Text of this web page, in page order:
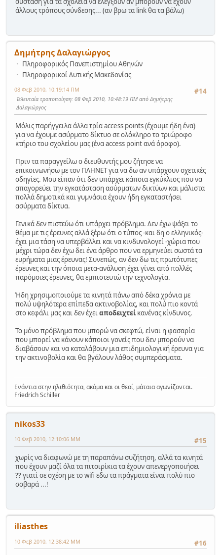
άλλους τρόπους σύνδεσης... (αν βρω τα link θα τα βάλω)
Δημήτρης Δαλαγιώργος
Πληροφορικός Πανεπιστημίου Αθηνών
Πληροφορικοί Δυτικής Μακεδονίας
#14
08 Φεβ 2010, 10:19:14 ΠΜ
Τελευταία τροποποίηση: 08 Φεβ 2010, 10:48:19 ΠΜ από Δημήτρης
Δαλαγιώργος
Μόλις παρήγγειλα άλλα τρία access points (έχουμε ήδη ένα)
για να έχουμε ασύρματο δίκτυο σε ολόκληρο το τριώροφο
κτήριο του σχολείου μας (ένα access point ανά όροφο).
Πριν τα παραγγείλω ο διευθυντής μου ζήτησε να
επικοινωνήσω με τον ΠΛΗΝΕΤ για να δω αν υπάρχουν σχετικές
οδηγίες. Μου είπαν ότι δεν υπάρχει κάποια εγκύκλιος που να
απαγορεύει την εγκατάσταση ασύρματων δικτύων και μάλιστα
πολλά δημοτικά και γυμνάσια έχουν ήδη εγκαταστήσει
ασύρματα δίκτυα.
Γενικά δεν πιστεύω ότι υπάρχει πρόβλημα. Δεν έχω ψάξει το
θέμα με τις έρευνες αλλά ξέρω ότι ο τύπος -και δη ο ελληνικός-
έχει μια τάση να υπερβάλλει και να κινδυνολογεί -χώρια που
μέχρι τώρα δεν έχω δει ένα άρθρο που να ερμηνεύει σωστά τα
ευρήματα μιας έρευνας! Συνεπώς, αν δεν δω τις πρωτότυπες
έρευνες και την όποια μετα-ανάλυση έχει γίνει από πολλές
παρόμοιες έρευνες, θα εμπιστευτώ την τεχνολογία.
Ήδη χρησιμοποιούμε τα κινητά πάνω από δέκα χρόνια με
πολύ υψηλότερα επίπεδα ακτινοβολίας, και πολύ πιο κοντά
στο κεφάλι μας και δεν έχειαποδειχτεί κανένας κίνδυνος.
Το μόνο πρόβλημα που μπορώ να σκεφτώ, είναι η φασαρία
που μπορεί να κάνουν κάποιοι γονείς που δεν μπορούν να
διαβάσουν και να καταλάβουν μια επιδημιολογική έρευνα για
την ακτινοβολία και θα βγάλουν λάθος συμπεράσματα.
Ενάντια στην ηλιθιότητα, ακόμα και οι θεοί, μάταια αγωνίζονται.
Friedrich Schiller
nikos33
#15
10 Φεβ 2010, 12:10:06 ΜΜ
χωρίς να διαφωνώ με τη παραπάνω συζήτηση, αλλά τα κινητά
που έχουν μαζί όλα τα πιτσιρίκια τα έχουν απενεργοποιήσει
?? γιατί σε σχέση με το wifi εδω τα πράγματα είναι πολύ πιο
σοβαρά ...!
iliasthes
#16
10 Φεβ 2010, 12:38:42 ΜΜ